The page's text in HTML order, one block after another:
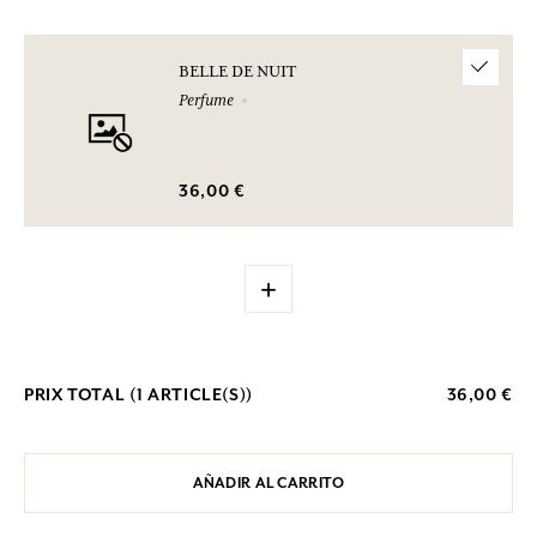
BELLE DE NUIT
Perfume
36,00 €
+
PRIX TOTAL (1 ARTICLE(S)) 36,00 €
AÑADIR AL CARRITO